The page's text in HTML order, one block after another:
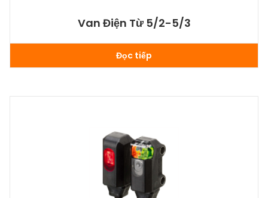
Van Điện Từ 5/2-5/3
Đọc tiếp